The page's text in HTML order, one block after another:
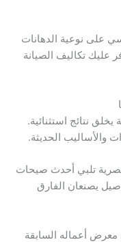
على نوعية الدهانات
عليك تكاليف الصيانة
نتائج استثنائية.
والأساليب الحديثة.
تلبي أحدث صيحات
يصنعان الفارق
أعماله السابقة